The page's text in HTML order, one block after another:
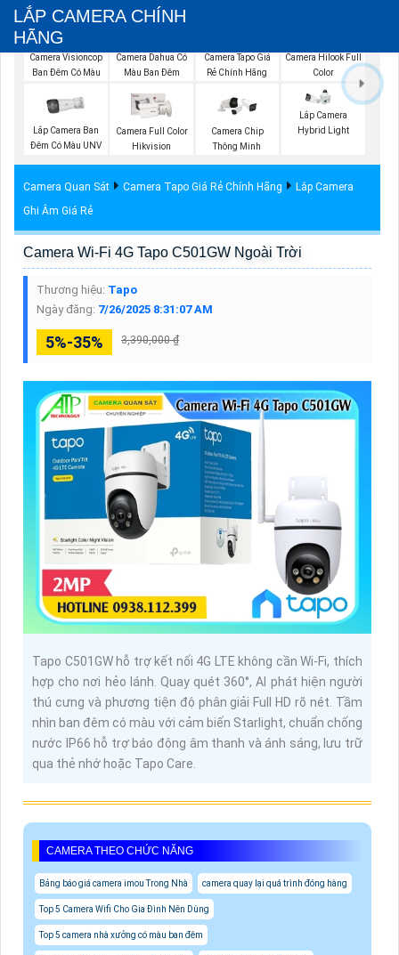
LẮP CAMERA CHÍNH
HÃNG
Camera Visioncop
Ban Đêm Có Màu
Camera Dahua Có
Màu Ban Đêm
Camera Tapo Giá
Rẻ Chính Hãng
Camera Hilook Full
Color
Lắp Camera Ban
Đêm Có Màu UNV
Camera Full Color
Hikvision
Camera Chip
Thông Minh
Lắp Camera
Hybrid Light
Camera Quan Sát Camera Tapo Giá Rẻ Chính Hãng
Lắp Camera
Ghi Âm Giá Rẻ
Camera Wi-Fi 4G Tapo C501GW Ngoài Trời
Thương hiệu: Tapo
Ngày đăng: 7/26/2025 8:31:07 AM
5%-35% 3,390,000 ₫
Tapo C501GW hỗ trợ kết nối 4G LTE không cần Wi-Fi, thích
hợp cho nơi hẻo lánh. Quay quét 360°, AI phát hiện người
thú cưng và phương tiện độ phân giải Full HD rõ nét. Tầm
nhìn ban đêm có màu với cảm biến Starlight, chuẩn chống
nước IP66 hỗ trợ báo động âm thanh và ánh sáng, lưu trữ
qua thẻ nhớ hoặc Tapo Care.
CAMERA THEO CHỨC NĂNG
Bảng báo giá camera imou Trong Nhà camera quay lại quá trình đóng hàng
Top 5 Camera Wifi Cho Gia Đình Nên Dùng
Top 5 camera nhà xưởng có màu ban đêm